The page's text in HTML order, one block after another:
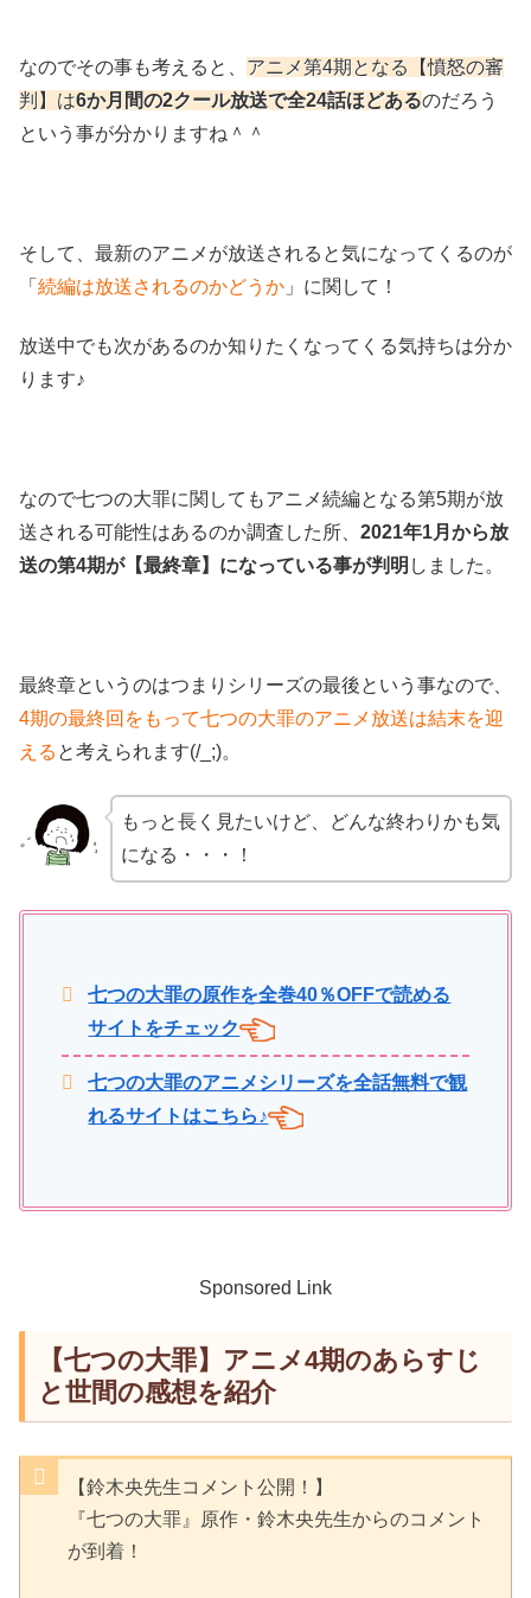
なのでその事も考えると、 アニメ第4期となる【憤怒の審
判】は6か月間の2クール放送で全24話ほどあるのだろう
という事が分かりますね＾＾
そして、最新のアニメが放送されると気になってくるのが
「 続編は放送されるのかどうか 」に関して！
放送中でも次があるのか知りたくなってくる気持ちは分か
ります♪
なので七つの大罪に関してもアニメ続編となる第5期が放
送される可能性はあるのか調査した所、 2021年1月から放
送の第4期が【最終章】になっている事が判明 しました。
最終章というのはつまりシリーズの最後という事なので、
4期の最終回をもって七つの大罪のアニメ放送は結末を迎
える と考えられます(/_;)。
もっと長く見たいけど、どんな終わりかも気
になる・・・！
七つの大罪の原作を全巻40％OFFで読める
サイトをチェック
七つの大罪のアニメシリーズを全話無料で観
れるサイトはこちら♪
Sponsored Link
【七つの大罪】アニメ4期のあらすじ
と世間の感想を紹介
【鈴木央先生コメント公開！】
『七つの大罪』原作・鈴木央先生からのコメント
が到着！